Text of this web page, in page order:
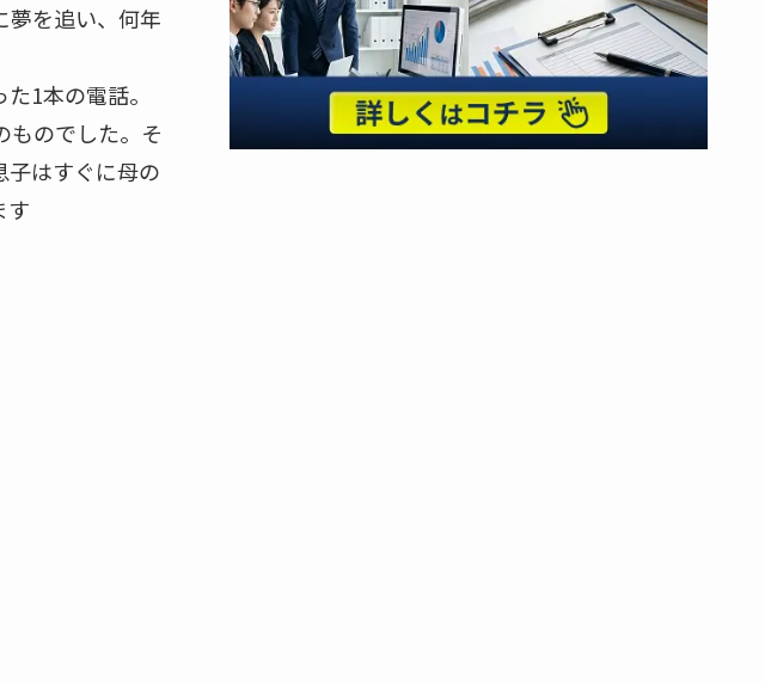
夢を追い、何年
1本の電話。
ものでした。そ
子はすぐに母の
す